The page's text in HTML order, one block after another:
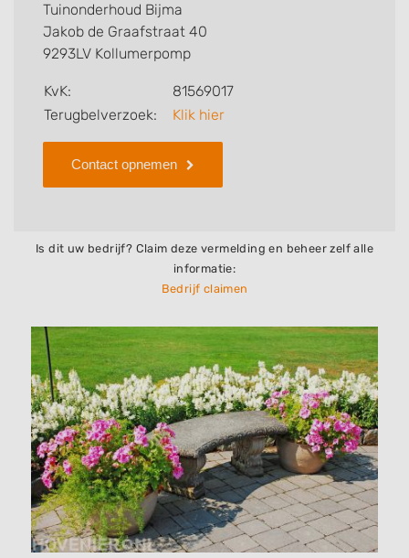
of review achterlaten als u al ervaring heeft met dit
bedrijf.
Zoekt u een ander bedrijf? Bekijk dan andere
hoveniers en bedrijven inKollumerpomp
Tuinonderhoud Bijma
Jakob de Graafstraat 40
9293LV Kollumerpomp
KvK:
81569017
Terugbelverzoek:
Klik hier
Contact opnemen
Is dit uw bedrijf? Claim deze vermelding en beheer zelf alle
informatie:
Bedrijf claimen